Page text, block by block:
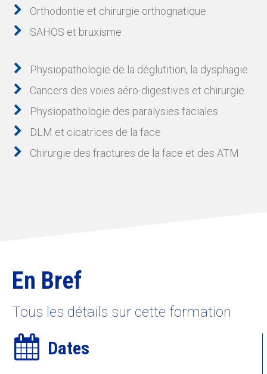
Orthodontie et chirurgie orthognatique
SAHOS et bruxisme
Physiopathologie de la déglutition, la dysphagie
Cancers des voies aéro-digestives et chirurgie
Physiopathologie des paralysies faciales
DLM et cicatrices de la face
Chirurgie des fractures de la face et des ATM
En Bref
Tous les détails sur cette formation
Dates